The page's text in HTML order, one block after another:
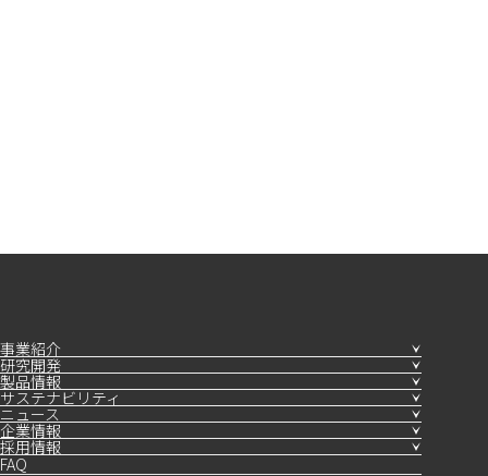
事業紹介
研究開発
製品情報
サステナビリティ
ニュース
企業情報
採用情報
FAQ